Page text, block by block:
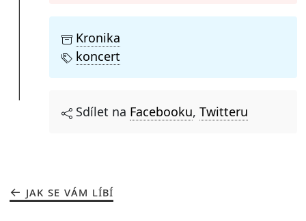
Kronika
koncert
Sdílet na Facebooku, Twitteru
JAK SE VÁM LÍBÍ